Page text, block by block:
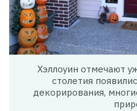
Хэллоуин отмечают
столетия
декорирования,